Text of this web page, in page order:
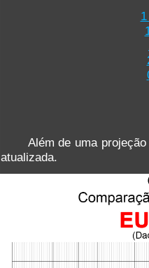
Além de uma
atualizada.